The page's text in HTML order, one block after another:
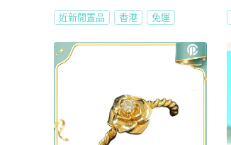
近新閒置品 香港 免運